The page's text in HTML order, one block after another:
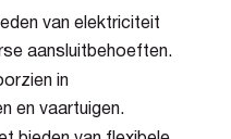
van elektriciteit
aansluitbehoeften.
in
en vaartuigen.